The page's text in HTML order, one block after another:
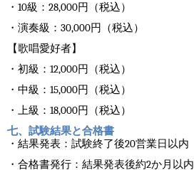
・ 10級： 28,000円（税込）
・演奏級： 30,000円（税込）
【歌唱愛好者】
・初級： 12,000円（税込）
・中級： 15,000円（税込）
・上級： 18,000円（税込）
七、試験結果と合格書
・結果発表：試験終了後20営業日以内
・合格書発行：結果発表後約2か月以内